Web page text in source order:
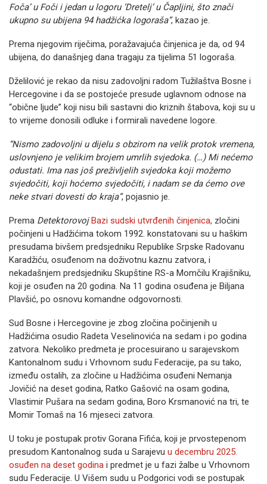
Foča’ u Foči i jedan u logoru ‘Dretelj’ u Čapljini, što znači
ukupno su ubijena 94 hadžićka logoraša”, kazao je.
Prema njegovim riječima, poražavajuća činjenica je da, od 94
ubijena, do današnjeg dana tragaju za tijelima 51 logoraša.
Dželilović je rekao da nisu zadovoljni radom Tužilaštva Bosne i
Hercegovine i da se postojeće presude uglavnom odnose na
“obične ljude” koji nisu bili sastavni dio kriznih štabova, koji su u
to vrijeme donosili odluke i formirali navedene logore.
“Nismo zadovoljni u dijelu s obzirom na velik protok vremena,
uslovnjeno je velikim brojem umrlih svjedoka. (…) Mi nećemo
odustati. Ima nas još preživljelih svjedoka koji možemo
svjedočiti, koji hoćemo svjedočiti, i nadam se da ćemo ove
neke stvari dovesti do kraja”, pojasnio je.
Prema DetektorovojBazi sudski utvrđenih činjenica, zločini
počinjeni u Hadžićima tokom 1992. konstatovani su u haškim
presudama bivšem predsjedniku Republike Srpske Radovanu
Karadžiću, osuđenom na doživotnu kaznu zatvora, i
nekadašnjem predsjedniku Skupštine RS-a Momčilu Krajišniku,
koji je osuđen na 20 godina. Na 11 godina osuđena je Biljana
Plavšić, po osnovu komandne odgovornosti.
Sud Bosne i Hercegovine je zbog zločina počinjenih u
Hadžićima osudio Radeta Veselinovića na sedam i po godina
zatvora. Nekoliko predmeta je procesuirano u sarajevskom
Kantonalnom sudu i Vrhovnom sudu Federacije, pa su tako,
između ostalih, za zločine u Hadžićima osuđeni Nemanja
Jovičić na deset godina, Ratko Gašović na osam godina,
Vlastimir Pušara na sedam godina, Boro Krsmanović na tri, te
Momir Tomaš na 16 mjeseci zatvora.
U toku je postupak protiv Gorana Fifića, koji je prvostepenom
presudom Kantonalnog suda u Sarajevu u decembru 2025.
osuđen na deset godina i predmet je u fazi žalbe u Vrhovnom
sudu Federacije. U Višem sudu u Podgorici vodi se postupak